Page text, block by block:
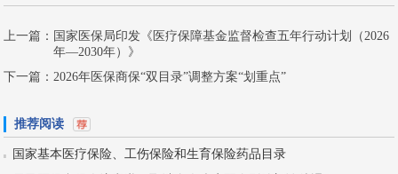
上一篇： 国家医保局印发《医疗保障基金监督检查五年行动计划（2026
年—2030年）》
下一篇：2026年医保商保“双目录”调整方案“划重点”
推荐阅读
国家基本医疗保险、工伤保险和生育保险药品目录